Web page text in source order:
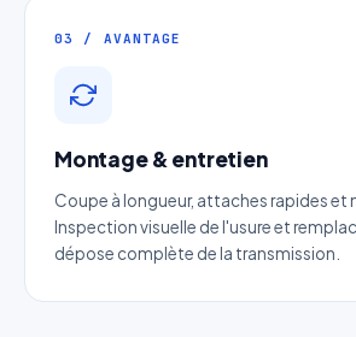
03 / AVANTAGE
Montage & entretien
Coupe à longueur, attaches rapides et
Inspection visuelle de l'usure et
dépose complète de la transmission.
Catégorie
Référence produit
Quantité estimée